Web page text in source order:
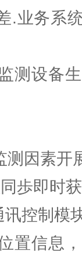
.业务系
测设备
测因素开
歩即时
控制模
置信息